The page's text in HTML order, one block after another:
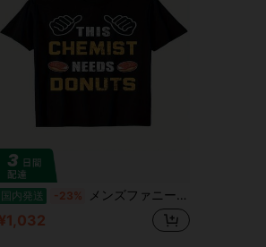
国内発送 -23% メンズファニーチェミストリーシャツ - この化学者はドーナツが必要ですプリントされた半袖、ソフト、ブラック、ホワイト&イエローデザイン、科学愛好家やカジュアルなカジュアルな衣装に最適、カジュアルウェアラウンドネックティー快適なフィット、化学テーマのギフト
¥1,032